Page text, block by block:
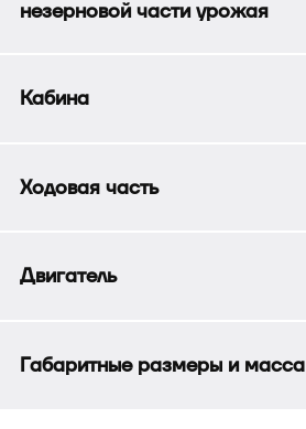
незерновой части урожая
Кабина
Ходовая часть
Двигатель
Габаритные размеры и масса